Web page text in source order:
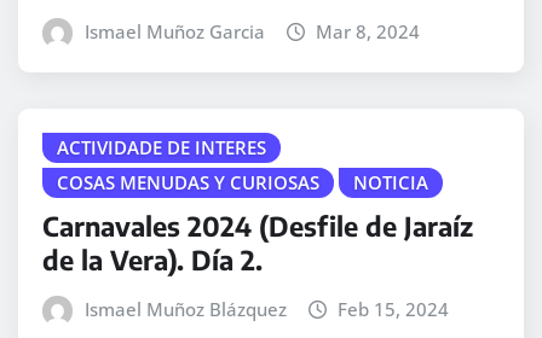
Ismael Muñoz Garcia Mar 8, 2024
ACTIVIDADE DE INTERES
COSAS MENUDAS Y CURIOSAS
NOTICIA
Carnavales 2024 (Desfile de Jaraíz
de la Vera). Día 2.
Ismael Muñoz Blázquez Feb 15, 2024